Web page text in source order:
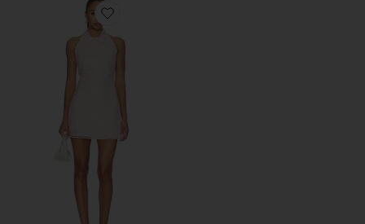
Favorite ПЛАТЬЕ CASSIE